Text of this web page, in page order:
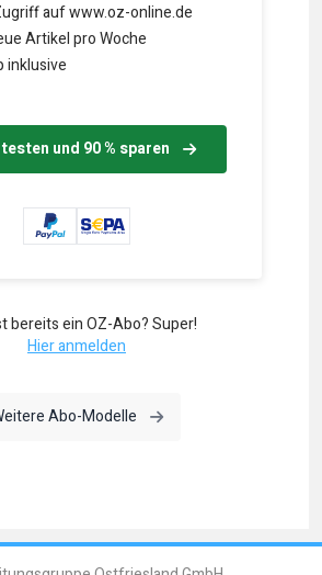
auf www.oz-online.de
Artikel pro Woche
inklusive
und 90 % sparen
bereits ein OZ-Abo? Super!
Hier anmelden
Abo-Modelle